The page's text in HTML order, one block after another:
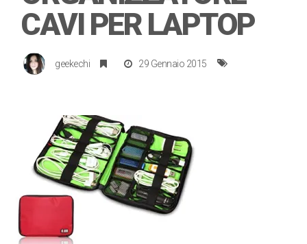
CAVI PER LAPTOP
geekechi 29 Gennaio 2015